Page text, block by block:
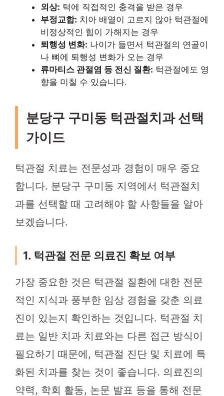
외상: 턱에 직접적인 충격을 받은 경우
부정교합: 치아 배열이 고르지 않아 턱관절에
비정상적인 힘이 가해지는 경우
퇴행성 변화: 나이가 들면서 턱관절의 연골이
나 뼈에 퇴행성 변화가 오는 경우
류마티스 관절염 등 전신 질환: 턱관절에도 영
향을 미칠 수 있습니다.
분당구 구미동 턱관절치과 선택
가이드
턱관절 치료는 전문성과 경험이 매우 중요
합니다. 분당구 구미동 지역에서 턱관절치
과를 선택할 때 고려해야 할 사항들을 알아
보겠습니다.
1. 턱관절 전문 의료진 확보 여부
가장 중요한 것은 턱관절 질환에 대한 전문
적인 지식과 풍부한 임상 경험을 갖춘 의료
진이 있는지 확인하는 것입니다. 턱관절 치
료는 일반 치과 치료와는 다른 접근 방식이
필요하기 때문에, 턱관절 진단 및 치료에 특
화된 치과를 찾는 것이 좋습니다. 의료진의
약력, 학회 활동, 논문 발표 등을 통해 전문